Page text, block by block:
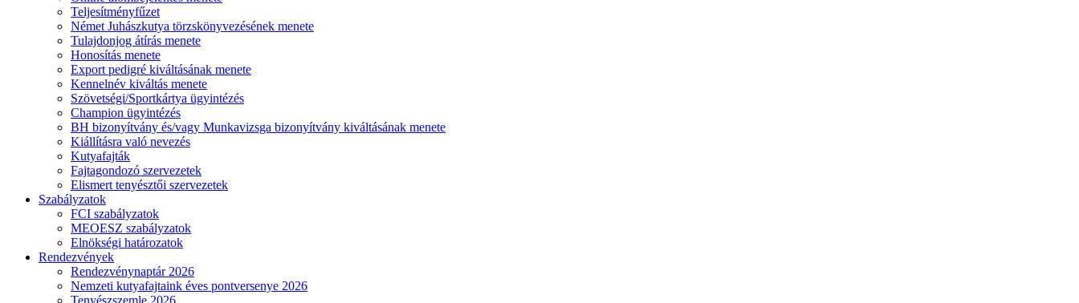
Teljesítményfűzet
Német Juhászkutya törzskönyvezésének menete
Tulajdonjog átírás menete
Honosítás menete
Export pedigré kiváltásának menete
Kennelnév kiváltás menete
Szövetségi/Sportkártya ügyintézés
Champion ügyintézés
BH bizonyítvány és/vagy Munkavizsga bizonyítvány kiváltásának menete
Kiállításra való nevezés
Kutyafajták
Fajtagondozó szervezetek
Elismert tenyésztői szervezetek
Szabályzatok
FCI szabályzatok
MEOESZ szabályzatok
Elnökségi határozatok
Rendezvények
Rendezvénynaptár 2026
Nemzeti kutyafajtaink éves pontversenye 2026
Tenyészszemle 2026